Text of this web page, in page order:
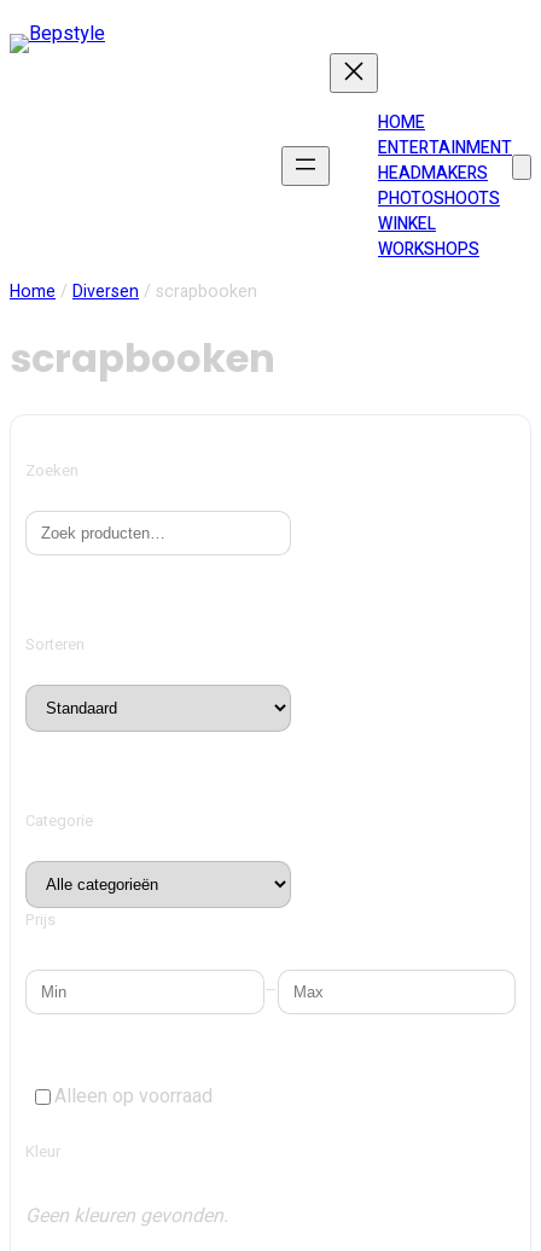
naar
HOME
ENTERTAINMENT
HEADMAKERS
PHOTOSHOOTS
WINKEL
WORKSHOPS
Home / Diversen / scrapbooken
scrapbooken
Zoeken
Sorteren
Categorie
Prijs
–
Alleen op voorraad
Kleur
Geen kleuren gevonden.